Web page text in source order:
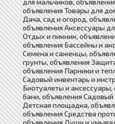
объявления Товары для
Дача, сад и огород,
объявления Аксессуары
Отдых и пикник,
объявления Бассейны и
Семена и саженцы,
грунты, объявления
объявления Парники и
Садовый инвентарь и
Биотуалеты и
бани, объявления
Детская площадка,
объявления Средства
объявления Души и